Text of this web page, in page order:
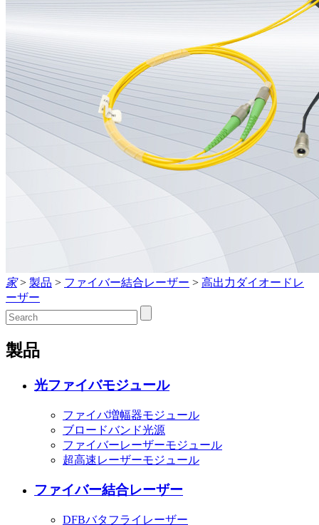
家 > 製品 > ファイバー結合レーザー > 高出力ダイオードレ
ーザー
製品
光ファイバモジュール
ファイバ増幅器モジュール
ブロードバンド光源
ファイバーレーザーモジュール
超高速レーザーモジュール
ファイバー結合レーザー
DFBバタフライレーザー